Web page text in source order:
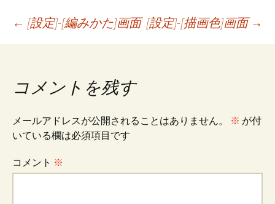
o
o
k
l
er es
t
投
ナ
ビ
ゲ
← [設定]-[編みかた]画面 [設定]-[描画色]画面 →
コメントを残す
メールアドレスが公開されることはありません。 ※ が付
いている欄は必須項目です
コメント ※